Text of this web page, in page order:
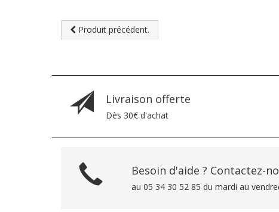
Produit précédent.
Livraison offerte
Dès 30€ d'achat
Besoin d'aide ? Contactez-
au 05 34 30 52 85 du mardi au